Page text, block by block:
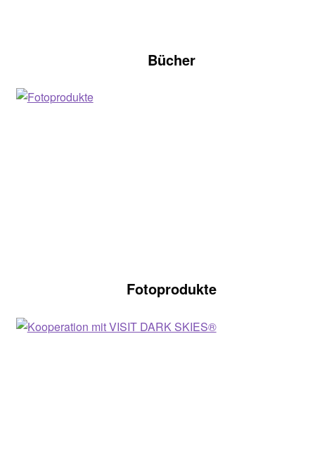
Bücher
Fotoprodukte